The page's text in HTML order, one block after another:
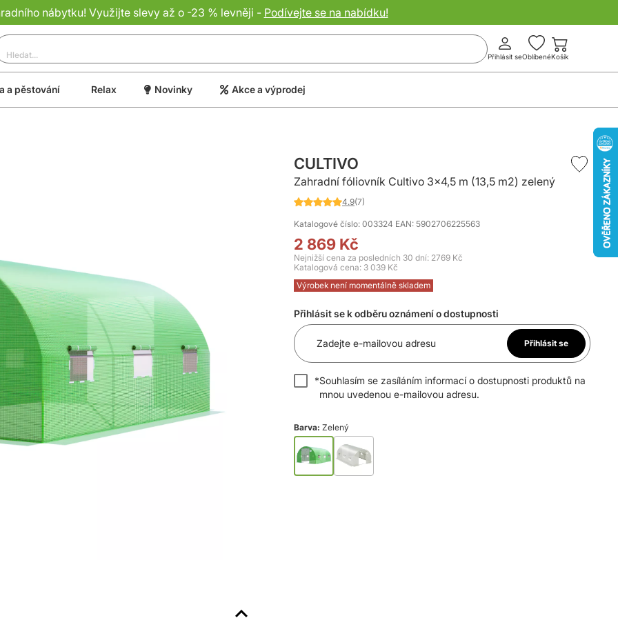
nábytku! Využijte slevy až o -23 % levněji - Podívejte se na nabídku!
Přihlásit seOblíbenéKošík
a pěstování Relax Novinky Akce a výprodej
CULTIVO
Zahradní fóliovník Cultivo 3x4,5 m (13,5 m2) zelený
Hodnocení:
of
100
4.9(7)
Katalogové číslo: 003324 EAN: 5902706225563
2 869 Kč
Nejnižší cena za posledních 30 dní: 2769 Kč
Katalogová cena: 3 039 Kč
Výrobek není momentálně skladem
Přihlásit se k odběru oznámení o dostupnosti
Zadejte e-mailovou adresu Přihlásit se
*Souhlasím se zasíláním informací o dostupnosti produktů na
mnou uvedenou e-mailovou adresu.
Barva: Zelený